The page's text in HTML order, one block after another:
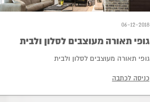
06-12-2018
גופי תאורה מעוצבים לסלון ולבית
גופי תאורה מעוצבים לסלון ולבית
כניסה לכתבה